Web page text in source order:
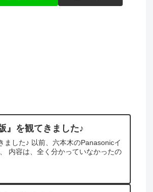
』を観てきました♪
した♪ 以前、六本木のPanasonicイ
内容は、全く分かっていなかったの